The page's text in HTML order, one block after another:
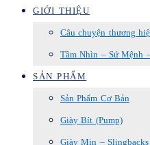
GIỚI THIỆU
Câu chuyện thương
Tầm Nhìn – Sứ Mệnh
SẢN PHẨM
Sản Phẩm Cơ Bản
Giày Bít (Pump)
Giày Min – Slingbacks